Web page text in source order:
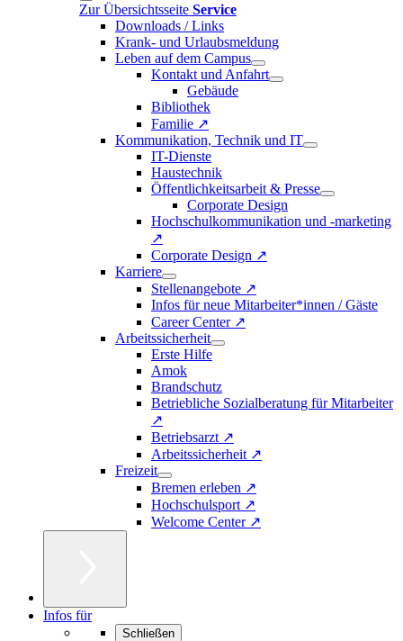
Zur Übersichtsseite Service
Downloads / Links
Krank- und Urlaubsmeldung
Leben auf dem Campus
Kontakt und Anfahrt
Gebäude
Bibliothek
Familie ↗
Kommunikation, Technik und IT
IT-Dienste
Haustechnik
Öffentlichkeitsarbeit & Presse
Corporate Design
Hochschulkommunikation und -marketing
↗
Corporate Design ↗
Karriere
Stellenangebote ↗
Infos für neue Mitarbeiter*innen / Gäste
Career Center ↗
Arbeitssicherheit
Erste Hilfe
Amok
Brandschutz
Betriebliche Sozialberatung für Mitarbeiter
↗
Betriebsarzt ↗
Arbeitssicherheit ↗
Freizeit
Bremen erleben ↗
Hochschulsport ↗
Welcome Center ↗
Infos für
Schließen